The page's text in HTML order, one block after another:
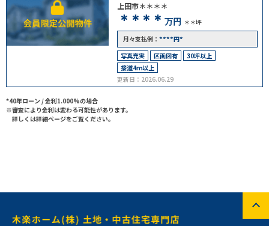
上田市＊＊＊＊
＊＊＊＊ 万円 ＊＊坪
月々支払例：****円*
写真充実 区画図有
30坪以上
接道4ｍ以上
更新日：2026.06.29
*40年ローン / 金利1.000%の場合
※審査により金利は変わる可能性があります。
詳しくは詳細ページをご覧ください。